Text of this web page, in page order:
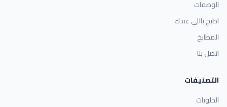
الوصفات
اطبخ باللي عندك
المطابخ
اتصل بنا
التصنيفات
الحلويات